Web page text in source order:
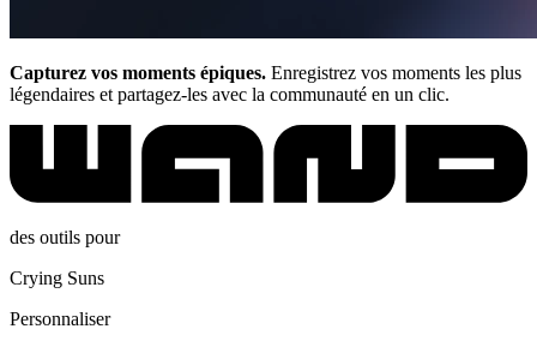
Capturez vos moments épiques. Enregistrez vos moments les plus
légendaires et partagez-les avec la communauté en un clic.
des outils pour
Crying Suns
Personnaliser